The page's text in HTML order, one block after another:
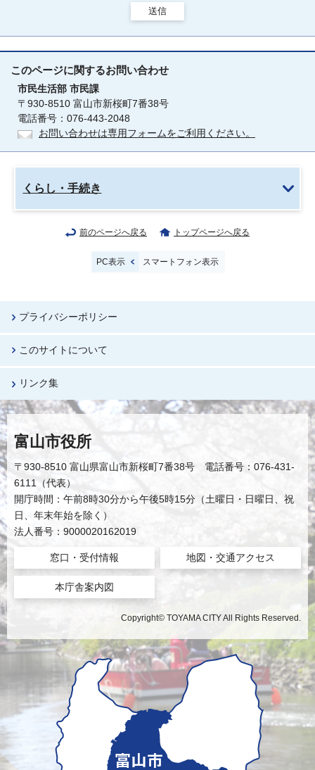
送信
このページに関するお問い合わせ
市民生活部 市民課
〒930-8510 富山市新桜町7番38号
電話番号：076-443-2048
お問い合わせは専用フォームをご利用ください。
くらし・手続き
前のページへ戻る トップページへ戻る
PC表示 スマートフォン表示
プライバシーポリシー
このサイトについて
リンク集
富山市役所
〒930-8510 富山県富山市新桜町7番38号 電話番号：076-431-
6111（代表）
開庁時間：午前8時30分から午後5時15分（土曜日・日曜日、祝
日、年末年始を除く）
法人番号：9000020162019
窓口・受付情報 地図・交通アクセス
本庁舎案内図
Copyright© TOYAMA CITY All Rights Reserved.